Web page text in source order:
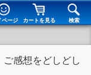
ページ カートを見る 検索
感想をどしどし